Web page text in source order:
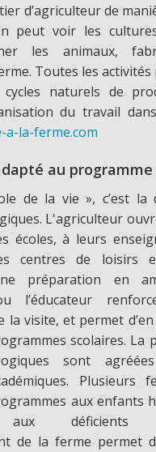
d’agriculteur de
peut voir les
les animaux,
Toutes les activités
cycles naturels de
du travail
a-la-ferme.com
au programme
de la vie », c’est la
L'agriculteur
écoles, à leurs
centres de loisirs
préparation en
l’éducateur
la visite, et permet
scolaires. La
sont
Plusieurs
aux enfants
aux déficients
de la ferme permet